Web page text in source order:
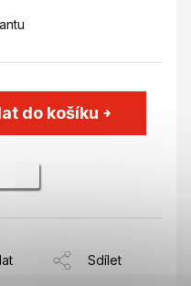
do košíku
Sdílet